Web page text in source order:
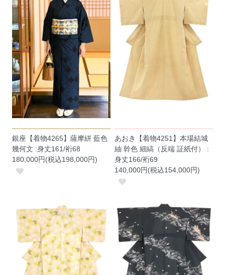
銀座【着物4265】薩摩絣 藍色
幾何文 :身丈161/裄68
180,000円(税込198,000円)
あおき【着物4251】本場結城
紬 幹色 細縞（反端 証紙付） :
身丈166/裄69
140,000円(税込154,000円)